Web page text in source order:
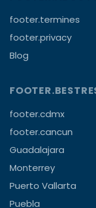
footer.termines
footer.privacy
Blog
footer.cdmx
footer.cancun
Guadalajara
Monterrey
Puerto Vallarta
Puebla